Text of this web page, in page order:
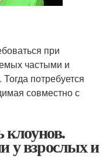
при
частыми и
потребуется
совместно с
клоунов.
у взрослых и